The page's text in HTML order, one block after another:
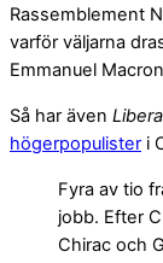
Rassemblement
varför väljarna
Emmanuel
Så har även
högerpopulister i
Fyra av tio
jobb. Efter
Chirac och